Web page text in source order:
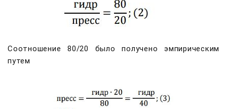
Соотношение 80/20 было получено эмпирическим
путем